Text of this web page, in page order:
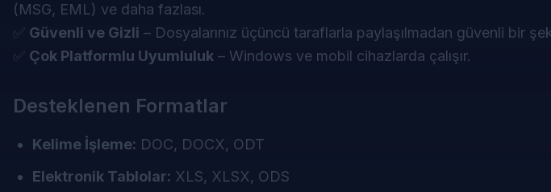
(MSG, EML) ve daha fazlası.
✅ Güvenli ve Gizli – Dosyalarınız üçüncü taraflarla paylaşılmadan güvenli bir
✅ Çok Platformlu Uyumluluk – Windows ve mobil cihazlarda çalışır.
Desteklenen Formatlar
Kelime İşleme: DOC, DOCX, ODT
Elektronik Tablolar: XLS, XLSX, ODS